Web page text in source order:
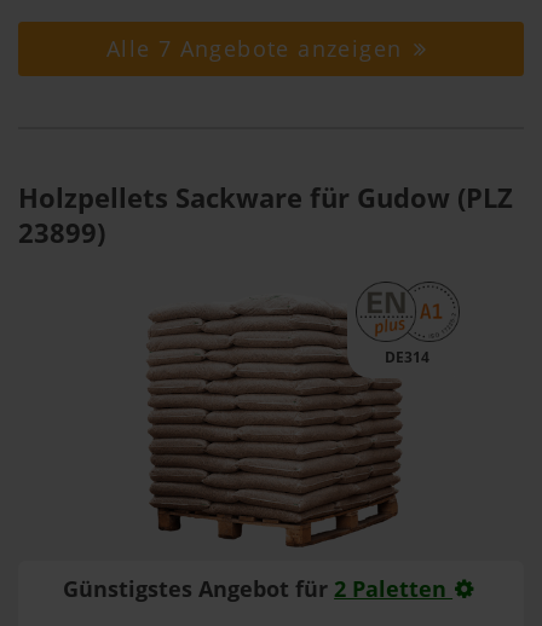
Alle 7 Angebote anzeigen
Holzpellets Sackware für Gudow (PLZ
23899)
DE314
Günstigstes Angebot für 2 Paletten